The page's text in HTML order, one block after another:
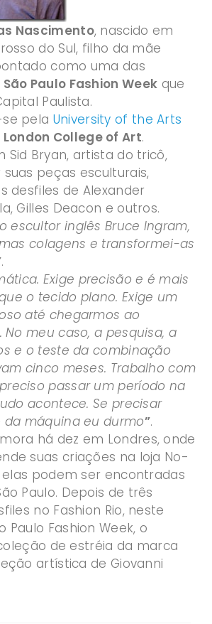
Nascimento, nascido em
do Sul, filho da mãe
como uma das
São Paulo Fashion Week que
Paulista.
pela University of the Arts
London College of Art.
Sid Bryan, artista do tricô,
peças esculturais,
desfiles de Alexander
Gilles Deacon e outros.
escultor inglês Bruce Ingram,
colagens e transformei-as
.
Exige precisão e é mais
o tecido plano. Exige um
até chegarmos ao
meu caso, a pesquisa, a
e o teste da combinação
cinco meses. Trabalho com
passar um período na
acontece. Se precisar
máquina eu durmo”.
há dez em Londres, onde
suas criações na loja No-
elas podem ser encontradas
Paulo. Depois de três
no Fashion Rio, neste
Paulo Fashion Week, o
de estréia da marca
artística de Giovanni